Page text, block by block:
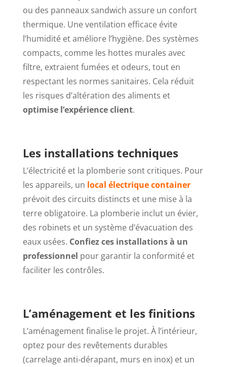
ou des panneaux sandwich assure un confort
thermique. Une ventilation efficace évite
l’humidité et améliore l’hygiène. Des systèmes
compacts, comme les hottes murales avec
filtre, extraient fumées et odeurs, tout en
respectant les normes sanitaires. Cela réduit
les risques d’altération des aliments et
optimise l’expérience client.
Les installations techniques
L’électricité et la plomberie sont critiques. Pour
les appareils, un local électrique container
prévoit des circuits distincts et une mise à la
terre obligatoire. La plomberie inclut un évier,
des robinets et un système d’évacuation des
eaux usées. Confiez ces installations à un
professionnel pour garantir la conformité et
faciliter les contrôles.
L’aménagement et les finitions
L’aménagement finalise le projet. À l’intérieur,
optez pour des revêtements durables
(carrelage anti-dérapant, murs en inox) et un